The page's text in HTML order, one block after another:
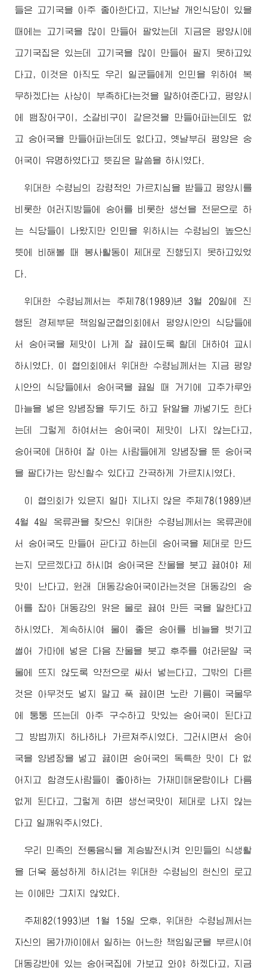
들은 고기국을 아주 좋아한다고, 지난날 개인식당이 있을
때에는 고기국을 많이 만들어 팔았는데 지금은 평양시에
고기국집은 있는데 고기국을 많이 만들어 팔지 못하고있
다고, 이것은 아직도 우리 일군들에게 인민을 위하여 복
무하겠다는 사상이 부족하다는것을 말하여준다고, 평양시
에 뱀장어구이, 소갈비구이 같은것을 만들어파는데도 없
고 숭어국을 만들어파는데도 없다고, 옛날부터 평양은 숭
어국이 유명하였다고 뜻깊은 말씀을 하시였다.
위대한 수령님의 강령적인 가르치심을 받들고 평양시를
비롯한 여러지방들에 숭어를 비롯한 생선을 전문으로 하
는 식당들이 나왔지만 인민을 위하시는 수령님의 높으신
뜻에 비해볼 때 봉사활동이 제대로 진행되지 못하고있었
다.
위대한 수령님께서 는 주체78(1989)년 3월 20일에 진
행된 경제부문 책임일군협의회에서 평양시안의 식당들에
서 숭어국을 제맛이 나게 잘 끓이도록 할데 대하여 교시
하시였다. 이 협의회에서 위대한 수령님께서 는 지금 평양
시안의 식당들에서 숭어국을 끓일 때 거기에 고추가루와
마늘을 넣은 양념장을 두기도 하고 닭알을 까넣기도 한다
는데 그렇게 하여서는 숭어국이 제맛이 나지 않는다고,
숭어국에 대하여 잘 아는 사람들에게 양념장을 둔 숭어국
을 팔다가는 망신할수 있다고 간곡하게 가르치시였다.
이 협의회가 있은지 얼마 지나지 않은 주체78(1989)년
4월 4일 옥류관을 찾으신위대한 수령님께서 는 옥류관에
서 숭어국도 만들어 판다고 하는데 숭어국을 제대로 만드
는지 모르겠다고 하시며 숭어국은 찬물을 붓고 끓여야 제
맛이 난다고, 원래 대동강숭어국이라는것은 대동강의 숭
어를 잡아 대동강의 맑은 물로 끓여 만든 국을 말한다고
하시였다. 계속하시여 물이 좋은 숭어를 비늘을 벗기고
썰어 가마에 넣은 다음 찬물을 붓고 후추를 여라문알 국
물에 뜨지 않도록 약천으로 싸서 넣는다고, 그밖의 다른
것은 아무것도 넣지 말고 푹 끓이면 노란 기름이 국물우
에 둥둥 뜨는데 아주 구수하고 맛있는 숭어국이 된다고
그 방법까지 하나하나 가르쳐주시였다. 그러시면서 숭어
국을 양념장을 넣고 끓이면 숭어국의 독특한 맛이 다 없
어지고 함경도사람들이 좋아하는 가재미매운탕이나 다름
없게 된다고, 그렇게 하면 생선국맛이 제대로 나지 않는
다고 일깨워주시였다.
우리 민족의 전통음식을 계승발전시켜 인민들의 식생활
을 더욱 풍성하게 하시려는위대한 수령님 의 헌신의 로고
는 이에만 그치지 않았다.
주체82(1993)년 1월 15일 오후,위대한 수령님께서는
자신의 몸가까이에서 일하는 어느한 책임일군을 부르시여
대동강반에 있는 숭어국집에 가보고 와야 하겠다고, 지금